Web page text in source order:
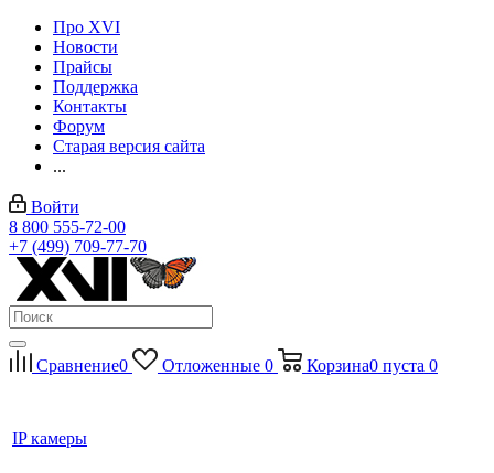
Про XVI
Новости
Прайсы
Поддержка
Контакты
Форум
Старая версия сайта
...
Войти
8 800 555-72-00
+7 (499) 709-77-70
Сравнение0 Отложенные 0 Корзина0 пуста 0
IP камеры